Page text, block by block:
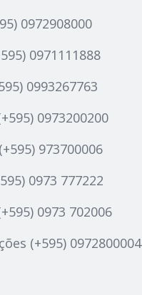
0972908000
0971111888
0993267763
0973200200
973700006
0973 777222
0973 702006
(+595) 0972800004